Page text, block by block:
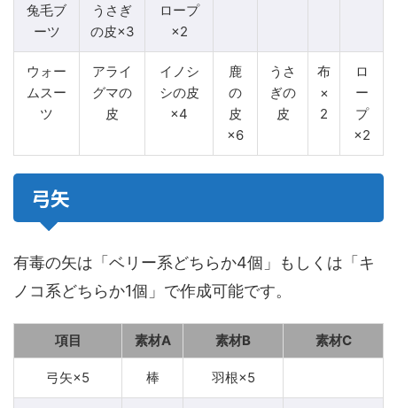
兔毛ブ
ーツ
うさぎ
の皮×3
ロープ
×2
ウォー
ムスー
ツ
アライ
グマの
皮
イノシ
シの皮
×4
鹿
の
皮
×6
うさ
ぎの
皮
布
×
2
ロ
ー
プ
×2
弓矢
有毒の矢は「ベリー系どちらか4個」もしくは「キ
ノコ系どちらか1個」で作成可能です。
項目 素材A 素材B 素材C
弓矢×5 棒 羽根×5